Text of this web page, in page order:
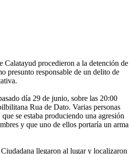
Calatayud procedieron a la detención de
presunto responsable de un delito de
día 29 de junio, sobre las 20:00
Rua de Dato. Varias personas
se estaba produciendo una agresión
y que uno de ellos portaría un arma
llegaron al lugar y localizaron